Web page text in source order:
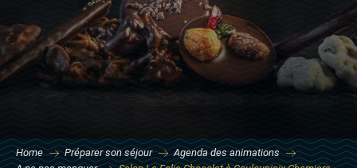
Home Préparer son séjour
Agenda des animations